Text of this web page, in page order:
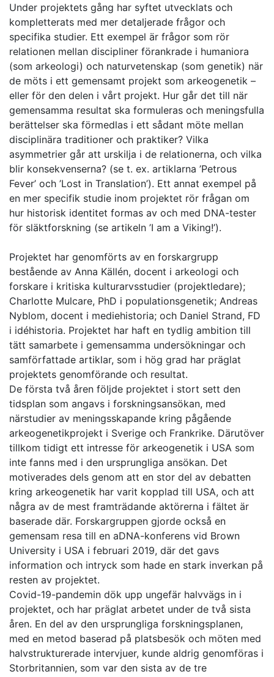
Under projektets gång har syftet utvecklats och
kompletterats med mer detaljerade frågor och
specifika studier. Ett exempel är frågor som rör
relationen mellan discipliner förankrade i humaniora
(som arkeologi) och naturvetenskap (som genetik) när
de möts i ett gemensamt projekt som arkeogenetik –
eller för den delen i vårt projekt. Hur går det till när
gemensamma resultat ska formuleras och meningsfulla
berättelser ska förmedlas i ett sådant möte mellan
disciplinära traditioner och praktiker? Vilka
asymmetrier går att urskilja i de relationerna, och vilka
blir konsekvenserna? (se t. ex. artiklarna ’Petrous
Fever’ och ’Lost in Translation’). Ett annat exempel på
en mer specifik studie inom projektet rör frågan om
hur historisk identitet formas av och med DNA-tester
för släktforskning (se artikeln ’I am a Viking!’).
Projektet har genomförts av en forskargrupp
bestående av Anna Källén, docent i arkeologi och
forskare i kritiska kulturarvsstudier (projektledare);
Charlotte Mulcare, PhD i populationsgenetik; Andreas
Nyblom, docent i mediehistoria; och Daniel Strand, FD
i idéhistoria. Projektet har haft en tydlig ambition till
tätt samarbete i gemensamma undersökningar och
samförfattade artiklar, som i hög grad har präglat
projektets genomförande och resultat.
De första två åren följde projektet i stort sett den
tidsplan som angavs i forskningsansökan, med
närstudier av meningsskapande kring pågående
arkeogenetikprojekt i Sverige och Frankrike. Därutöver
tillkom tidigt ett intresse för arkeogenetik i USA som
inte fanns med i den ursprungliga ansökan. Det
motiverades dels genom att en stor del av debatten
kring arkeogenetik har varit kopplad till USA, och att
några av de mest framträdande aktörerna i fältet är
baserade där. Forskargruppen gjorde också en
gemensam resa till en aDNA-konferens vid Brown
University i USA i februari 2019, där det gavs
information och intryck som hade en stark inverkan på
resten av projektet.
Covid-19-pandemin dök upp ungefär halvvägs in i
projektet, och har präglat arbetet under de två sista
åren. En del av den ursprungliga forskningsplanen,
med en metod baserad på platsbesök och möten med
halvstrukturerade intervjuer, kunde aldrig genomföras i
Storbritannien, som var den sista av de tre